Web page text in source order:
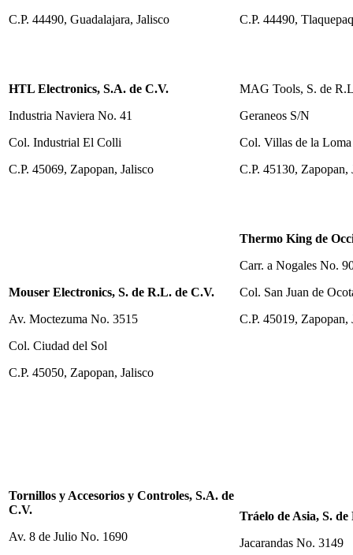
C.P. 44490, Guadalajara, Jalisco
C.P. 44490,
HTL Electronics, S.A. de C.V.
Industria Naviera No. 41
Col. Industrial El Colli
C.P. 45069, Zapopan, Jalisco
MAG Tools, S. de
Geraneos S/N
Col. Villas de la Loma
C.P. 45130, Zapopan,
Mouser Electronics, S. de R.L. de C.V.
Av. Moctezuma No. 3515
Col. Ciudad del Sol
C.P. 45050, Zapopan, Jalisco
Thermo King de
Carr. a Nogales No.
Col. San Juan de
C.P. 45019, Zapopan,
Tornillos y Accesorios y Controles, S.A. de
C.V.
Av. 8 de Julio No. 1690
Tráelo de Asia, S.
Jacarandas No. 3149